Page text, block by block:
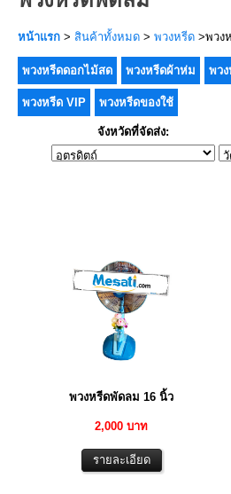
หน้าแรก > สินค้าทั้งหมด > พวงหรีด >พวง
พวงหรีดดอกไม้สด พวงหรีดผ้าห่ม พว
พวงหรีด VIP พวงหรีดของใช้
จังหวัดที่จัดส่ง:
พวงหรีดพัดลม 16 นิ้ว
2,000 บาท